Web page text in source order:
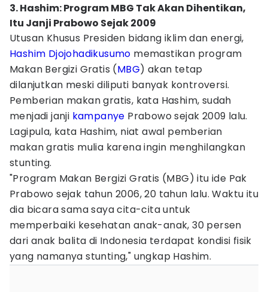
3. Hashim: Program MBG Tak Akan Dihentikan,
Itu Janji Prabowo Sejak 2009
Utusan Khusus Presiden bidang iklim dan energi,
Hashim Djojohadikusumo memastikan program
Makan Bergizi Gratis (MBG) akan tetap
dilanjutkan meski diliputi banyak kontroversi.
Pemberian makan gratis, kata Hashim, sudah
menjadi janji kampanye Prabowo sejak 2009 lalu.
Lagipula, kata Hashim, niat awal pemberian
makan gratis mulia karena ingin menghilangkan
stunting.
"Program Makan Bergizi Gratis (MBG) itu ide Pak
Prabowo sejak tahun 2006, 20 tahun lalu. Waktu itu
dia bicara sama saya cita-cita untuk
memperbaiki kesehatan anak-anak, 30 persen
dari anak balita di Indonesia terdapat kondisi fisik
yang namanya stunting," ungkap Hashim.